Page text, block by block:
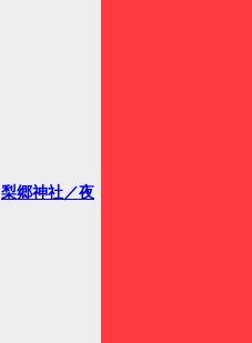
梨郷神社／夜